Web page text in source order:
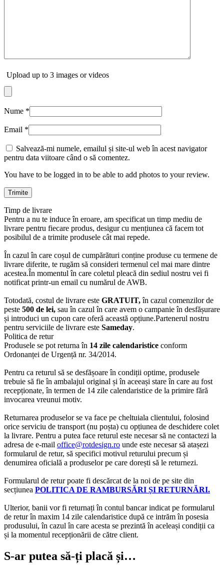
Upload up to 3 images or videos
Nume *
Email *
Salvează-mi numele, emailul și site-ul web în acest navigator
pentru data viitoare când o să comentez.
You have to be logged in to be able to add photos to your review.
Timp de livrare
Pentru a nu te induce în eroare, am specificat un timp mediu de
livrare pentru fiecare produs, desigur cu mențiunea că facem tot
posibilul de a trimite produsele cât mai repede.
În cazul în care coșul de cumpărături conține produse cu termene de
livrare diferite, te rugăm să consideri termenul cel mai mare dintre
acestea.În momentul în care coletul pleacă din sediul nostru vei fi
notificat printr-un email cu numărul de AWB.
Totodată, costul de livrare este GRATUIT,în cazul comenzilor de
peste 500 de lei, sau în cazul în care avem o campanie în desfășurare
și introduci un cupon care oferă această opțiune.Partenerul nostru
pentru serviciile de livrare este Sameday.
Politica de retur
Produsele se pot returna în 14 zile calendaristice conform
Ordonanței de Urgență nr. 34/2014.
Pentru ca returul să se desfășoare în condiții optime, produsele
trebuie să fie în ambalajul original și în aceeași stare în care au fost
recepționate, în termen de 14 zile calendaristice de la primire fără
invocarea vreunui motiv.
Returnarea produselor se va face pe cheltuiala clientului, folosind
orice serviciu de transport (nu poșta) cu opțiunea de deschidere colet
la livrare. Pentru a putea face returul este necesar să ne contactezi la
adresa de e-mail office@rotdesign.ro unde este necesar să atașezi
formularul de retur, să specifici motivul returului precum și
denumirea oficială a produselor pe care dorești să le returnezi.
Formularul de retur poate fi descărcat de la noi de pe site din
secțiunea POLITICA DE RAMBURSĂRI ȘI RETURNĂRI.
Ulterior, banii vor fi returnați în contul bancar indicat pe formularul
de retur în maxim 14 zile calendaristice după ce intrăm în posesia
produsului, în cazul în care acesta se prezintă în aceleași condiții ca
și la momentul recepționării de către client.
S-ar putea să-ți placă și…